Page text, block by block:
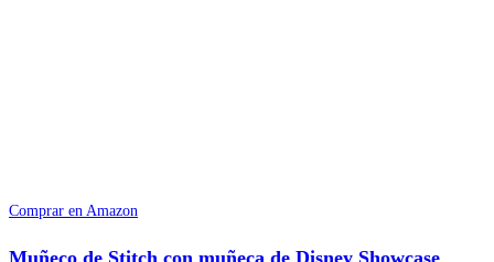
Comprar en Amazon
Muñeco de Stitch con muñeca de Disney Showcase